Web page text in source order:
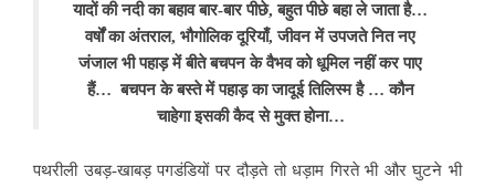
यादों की नदी का बहाव बार-बार पीछे, बहुत पीछे बहा ले जाता है…
वर्षों का अंतराल, भौगोलिक दूरियाँ, जीवन में उपजते नित नए
जंजाल भी पहाड़ में बीते बचपन के वैभव को धूमिल नहीं कर पाए
हैं… बचपन के बस्ते में पहाड़ का जादूई तिलिस्म है … कौन
चाहेगा इसकी कैद से मुक्त होना…
पथरीली उबड़-खाबड़ पगडंडियों पर दौड़ते तो धड़ाम गिरते भी और घुटने भी